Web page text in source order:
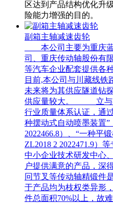
区达到产品结构优化升
险能力增强的目的。
副箱主轴减速齿轮
本公司主要为重庆蓝
司、重庆传动轴股份有
等汽车企业配套提供各
目前,本公司与川藏线铁
未来将为其供应隧道钻
供应量较大。 立与有
行业质量体系认证，通
种摆动式自动喷墨装置”
2022466.8）、“一种平
ZL2018 2 2022471.9）
中小企业技术研发中心
户提供满意的产品，
冋节叉等传动轴精锻件
于产品均为枝权类异形
件总面积70%以上，故